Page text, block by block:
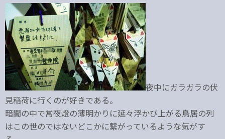
夜中にガラガラの伏
見稲荷に行くのが好きである。
暗闇の中で常夜燈の薄明かりに延々浮かび上がる鳥居の列
はこの世のではないどこかに繋がっているような気がす